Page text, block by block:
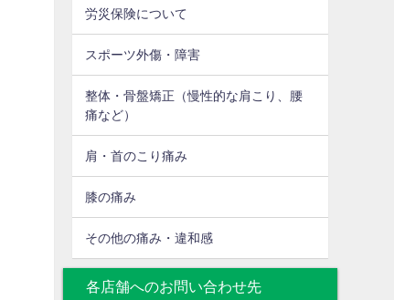
労災保険について
スポーツ外傷・障害
整体・骨盤矯正（慢性的な肩こり、腰
痛など）
肩・首のこり痛み
膝の痛み
その他の痛み・違和感
各店舗へのお問い合わせ先